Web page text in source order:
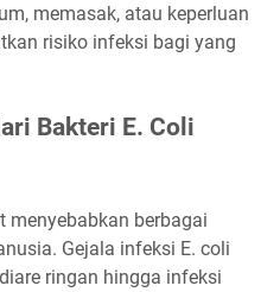
memasak, atau keperluan
risiko infeksi bagi yang
Bakteri E. Coli
menyebabkan berbagai
Gejala infeksi E. coli
ringan hingga infeksi